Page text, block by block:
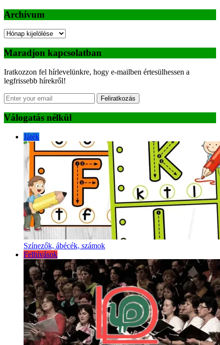
Archívum
Archívum
Maradjon kapcsolatban
Iratkozzon fel hírlevelünkre, hogy e-mailben értesülhessen a
legfrissebb hírekről!
Feliratkozás
Válogatás nélkül
Játék
Színezők, ábécék, számok
Felhívások